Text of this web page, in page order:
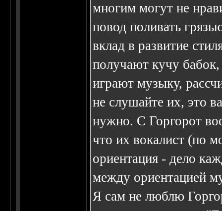
многим могут не
повод поливать
вклад в развитие
получают кучу
играют музыку,
не слушайте их, это
нужно. С Горгорот
что их вокалист (по
ориентация - дело
между ориентацией
Я сам не люблю